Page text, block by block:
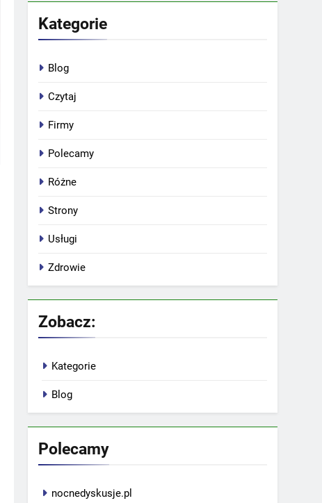
Kategorie
Blog
Czytaj
Firmy
Polecamy
Różne
Strony
Usługi
Zdrowie
Zobacz:
Kategorie
Blog
Polecamy
nocnedyskusje.pl